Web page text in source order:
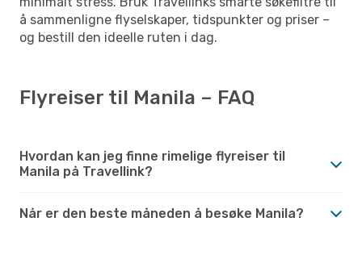
å sammenligne flyselskaper, tidspunkter og priser –
og bestill den ideelle ruten i dag.
Flyreiser til Manila – FAQ
Hvordan kan jeg finne rimelige flyreiser til
Manila på Travellink?
Når er den beste måneden å besøke Manila?